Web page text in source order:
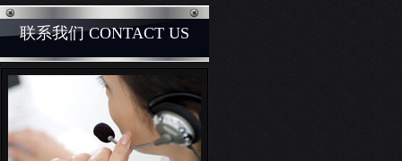
联系我们 CONTACT US